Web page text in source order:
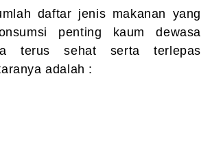
daftar jenis makanan yang
penting kaum dewasa
terus sehat serta terlepas
adalah :